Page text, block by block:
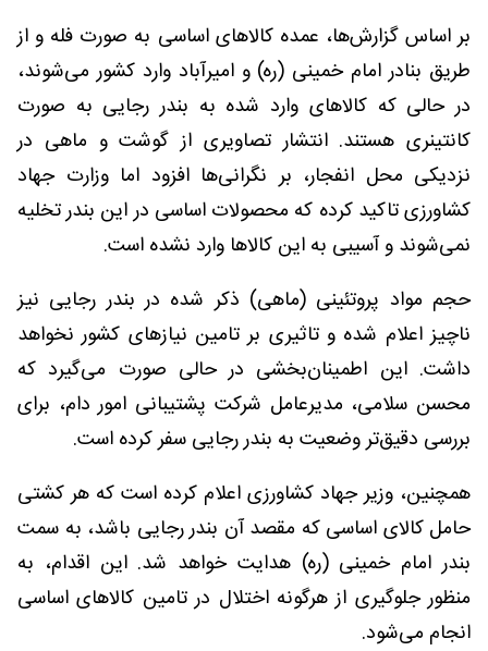
بر اساس گزارش‌ها، عمده کالاهای اساسی به صورت فله و از
طریق بنادر امام خمینی (ره) و امیرآباد وارد کشور می‌شوند،
در حالی که کالاهای وارد شده به بندر رجایی به صورت
کانتینری هستند. انتشار تصاویری از گوشت و ماهی در
نزدیکی محل انفجار، بر نگرانی‌ها افزود اما وزارت جهاد
کشاورزی تاکید کرده که محصولات اساسی در این بندر تخلیه
نمی‌شوند و آسیبی به این کالاها وارد نشده است.
حجم مواد پروتئینی (ماهی) ذکر شده در بندر رجایی نیز
ناچیز اعلام شده و تاثیری بر تامین نیازهای کشور نخواهد
داشت. این اطمینان‌بخشی در حالی صورت می‌گیرد که
محسن سلامی، مدیرعامل شرکت پشتیبانی امور دام، برای
بررسی دقیق‌تر وضعیت به بندر رجایی سفر کرده است.
همچنین، وزیر جهاد کشاورزی اعلام کرده است که هر کشتی
حامل کالای اساسی که مقصد آن بندر رجایی باشد، به سمت
بندر امام خمینی (ره) هدایت خواهد شد. این اقدام، به
منظور جلوگیری از هرگونه اختلال در تامین کالاهای اساسی
انجام می‌شود.